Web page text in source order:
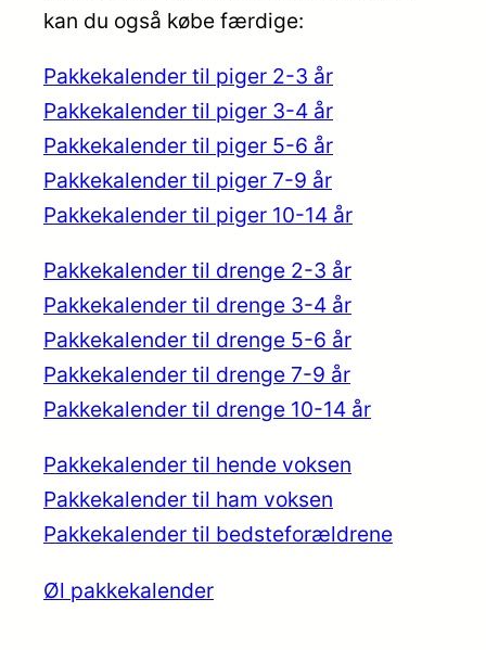
kan du også købe færdige:
Pakkekalender til piger 2-3 år
Pakkekalender til piger 3-4 år
Pakkekalender til piger 5-6 år
Pakkekalender til piger 7-9 år
Pakkekalender til piger 10-14 år
Pakkekalender til drenge 2-3 år
Pakkekalender til drenge 3-4 år
Pakkekalender til drenge 5-6 år
Pakkekalender til drenge 7-9 år
Pakkekalender til drenge 10-14 år
Pakkekalender til hende voksen
Pakkekalender til ham voksen
Pakkekalender til bedsteforældrene
Øl pakkekalender